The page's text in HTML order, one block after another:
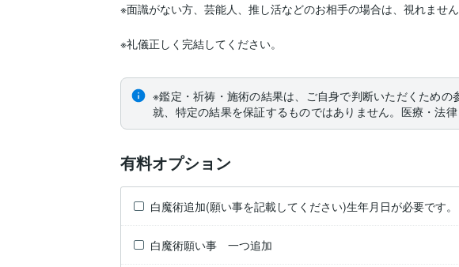
※面識がない方、芸能人、推し活などのお相手の場合は、視れませ
※鑑定・祈祷・施術の結果は、ご自身で判断いただくため
就、特定の結果を保証するものではありません。医療・法律
有料オプション
白魔術追加(願い事を記載してください)生年月日が必要です。
白魔術願い事 一つ追加